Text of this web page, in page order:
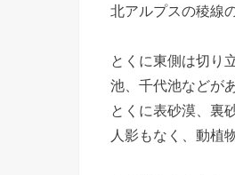
北アルプスの稜線
とくに東側は切り
池、千代池などが
とくに表砂漠、裏
人影もなく、動植